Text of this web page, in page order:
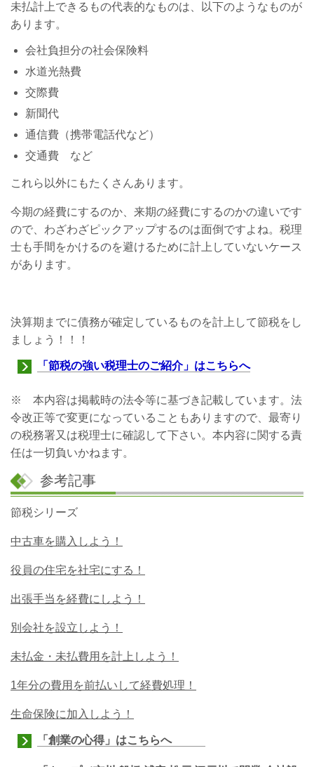
未払計上できるもの代表的なものは、以下のようなものが
あります。
会社負担分の社会保険料
水道光熱費
交際費
新聞代
通信費（携帯電話代など）
交通費 など
これら以外にもたくさんあります。
今期の経費にするのか、来期の経費にするのかの違いです
ので、わざわざピックアップするのは面倒ですよね。税理
士も手間をかけるのを避けるために計上していないケース
があります。
決算期までに債務が確定しているものを計上して節税をし
ましょう！！！
「節税の強い税理士のご紹介」はこちらへ
※ 本内容は掲載時の法令等に基づき記載しています。法
令改正等で変更になっていることもありますので、最寄り
の税務署又は税理士に確認して下さい。本内容に関する責
任は一切負いかねます。
参考記事
節税シリーズ
中古車を購入しよう！
役員の住宅を社宅にする！
出張手当を経費にしよう！
別会社を設立しよう！
未払金・未払費用を計上しよう！
1年分の費用を前払いして経費処理！
生命保険に加入しよう！
「創業の心得」はこちらへ